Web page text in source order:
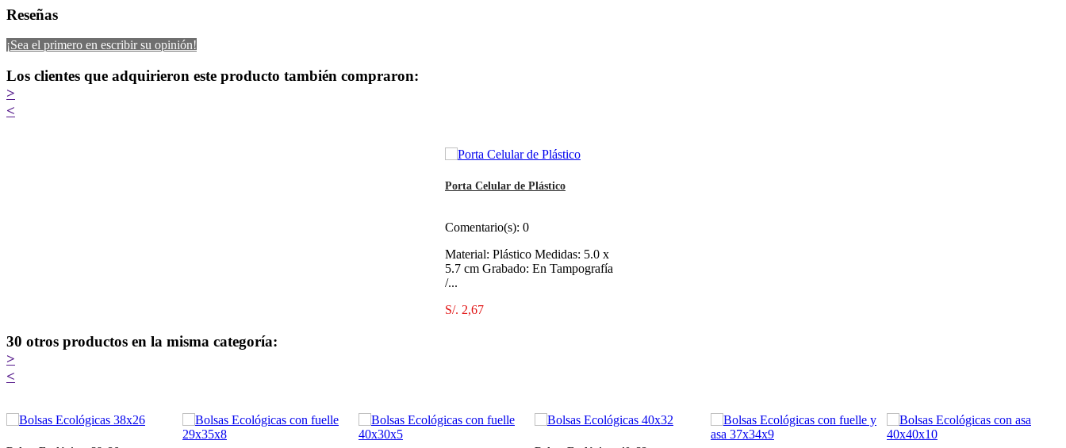
Reseñas
¡Sea el primero en escribir su opinión!
Los clientes que adquirieron este producto también compraron:
>
<
Porta Celular de Plástico
Comentario(s): 0
Material: Plástico Medidas: 5.0 x
5.7 cm Grabado: En Tampografía
/...
S/. 2,67
30 otros productos en la misma categoría:
>
<